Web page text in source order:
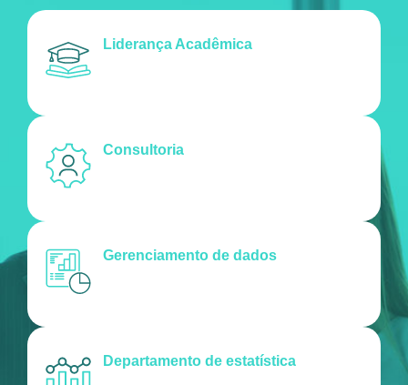
Liderança Acadêmica
Consultoria
Gerenciamento de dados
Departamento de estatística